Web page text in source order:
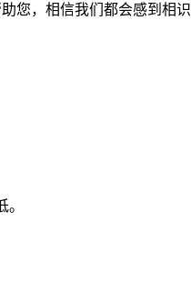
您，相信我们都会感到相